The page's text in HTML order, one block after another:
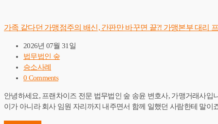
가족 같다던 가맹점주의 배신, 간판만 바꾸면 끝?! 가맹본부 대리
2026년 07월 31일
법무법인 숲
승소사례
0 Comments
안녕하세요, 프랜차이즈 전문 법무법인 숲 송윤 변호사, 가맹거래사
이가 아니라 회사 임원 자리까지 내주면서 함께 일했던 사람한테 말